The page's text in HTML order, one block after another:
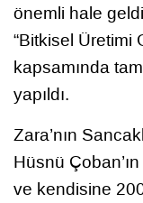
önemli hale
“Bitkisel Üretimi
kapsamında
yapıldı.
Zara’nın
Hüsnü
ve kendisine